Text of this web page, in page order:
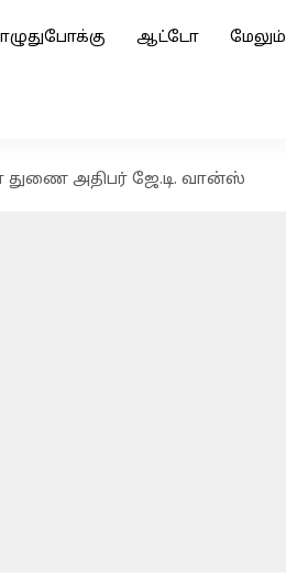
ஆட்டோ மேலும்
துணை அதிபர் ஜே.டி. வான்ஸ்